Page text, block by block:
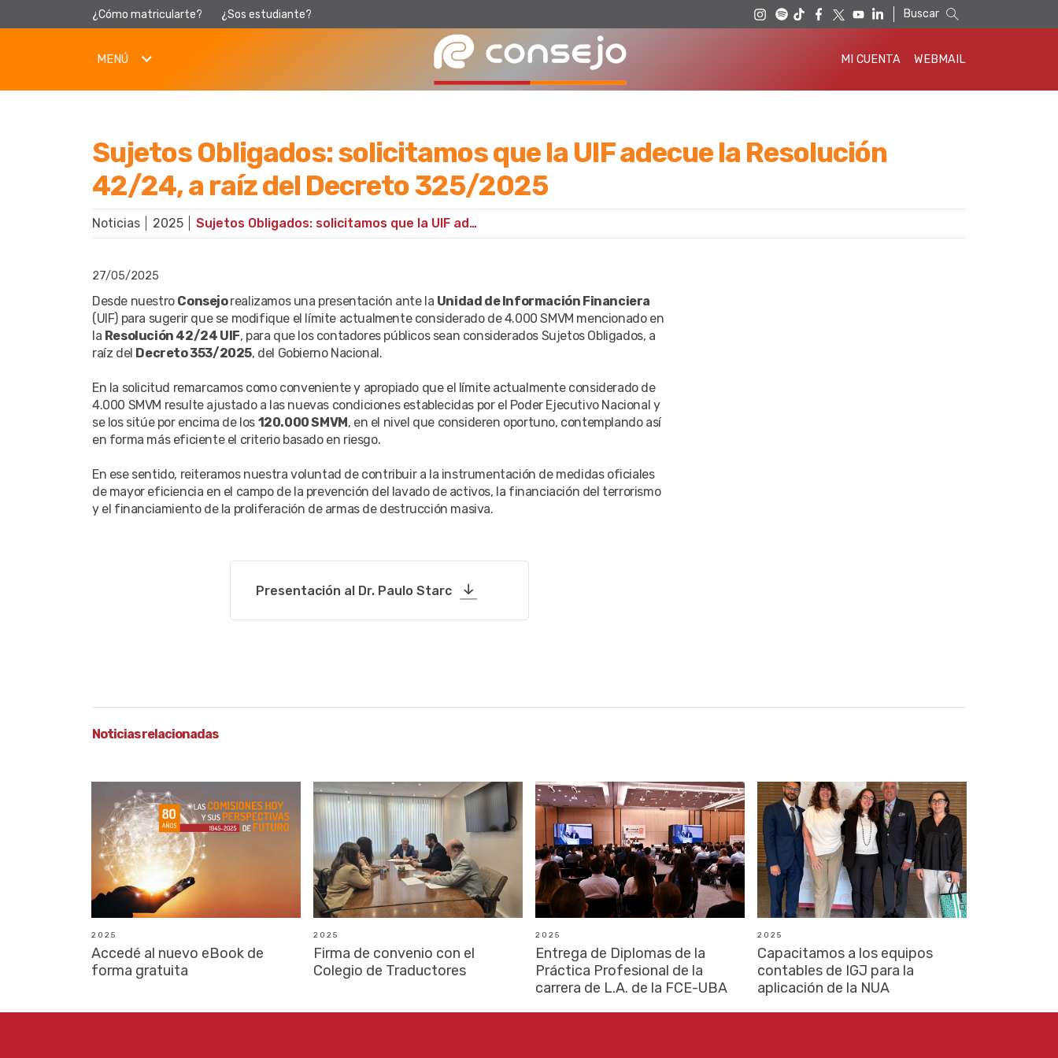
¿Cómo matricularte? ¿Sos estudiante? Buscar
MENÚ MI CUENTA WEBMAIL
Sujetos Obligados: solicitamos que la UIF adecue la Resolución
42/24, a raíz del Decreto 325/2025
Noticias 2025 Sujetos Obligados: solicitamos que la UIF adecue la Resolución 42/24, a raíz del Decreto 325/2025
27/05/2025
Desde nuestro Consejorealizamos una presentación ante la Unidad de Información Financiera
(UIF) para sugerir que se modifique el límite actualmente considerado de 4.000 SMVM mencionado en
la Resolución 42/24 UIF, para que los contadores públicos sean considerados Sujetos Obligados, a
raíz del Decreto 353/2025, del Gobierno Nacional.
En la solicitud remarcamos como conveniente y apropiado que el límite actualmente considerado de
4.000 SMVM resulte ajustado a las nuevas condiciones establecidas por el Poder Ejecutivo Nacional y
se los sitúe por encima de los 120.000 SMVM, en el nivel que consideren oportuno, contemplando así
en forma más eficiente el criterio basado en riesgo.
En ese sentido, reiteramos nuestra voluntad de contribuir a la instrumentación de medidas oficiales
de mayor eficiencia en el campo de la prevención del lavado de activos, la financiación del terrorismo
y el financiamiento de la proliferación de armas de destrucción masiva.
Presentación al Dr. Paulo Starc
Noticias relacionadas
2025
Accedé al nuevo eBook de
forma gratuita
2025
Firma de convenio con el
Colegio de Traductores
2025
Entrega de Diplomas de la
Práctica Profesional de la
carrera de L.A. de la FCE-UBA
2025
Capacitamos a los equipos
contables de IGJ para la
aplicación de la NUA